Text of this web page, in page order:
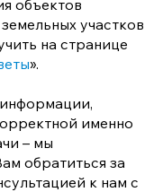
объектов
участков
на странице
».
именно
– мы
обратиться за
к нам с